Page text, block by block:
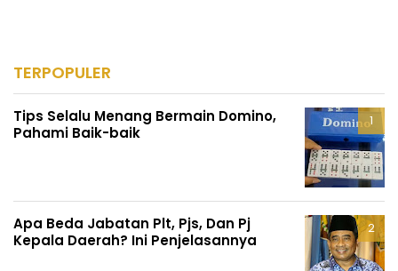
TERPOPULER
Tips Selalu Menang Bermain Domino,
Pahami Baik-baik
Apa Beda Jabatan Plt, Pjs, Dan Pj
Kepala Daerah? Ini Penjelasannya